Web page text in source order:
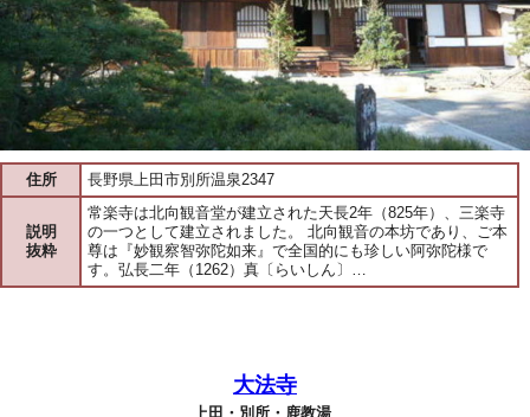
住所 長野県上田市別所温泉2347
説明
抜粋
常楽寺は北向観音堂が建立された天長2年（825年）、三楽寺
の一つとして建立されました。 北向観音の本坊であり、ご本
尊は『妙観察智弥陀如来』で全国的にも珍しい阿弥陀様で
す。弘長二年（1262）真〔らいしん〕…
大法寺
上田・別所・鹿教湯